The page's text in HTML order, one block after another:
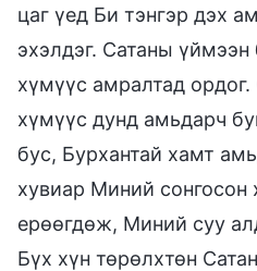
цаг үед Би тэнгэр дэх
эхэлдэг. Сатаны
хүмүүс амралтад
хүмүүс дунд амьдарч
бус, Бурхантай хамт
хувиар Миний сонгосон
ерөөгдөж, Миний суу
Бүх хүн төрөлхтөн